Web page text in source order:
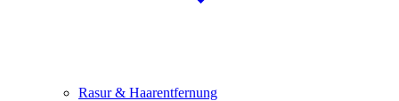
Rasur & Haarentfernung